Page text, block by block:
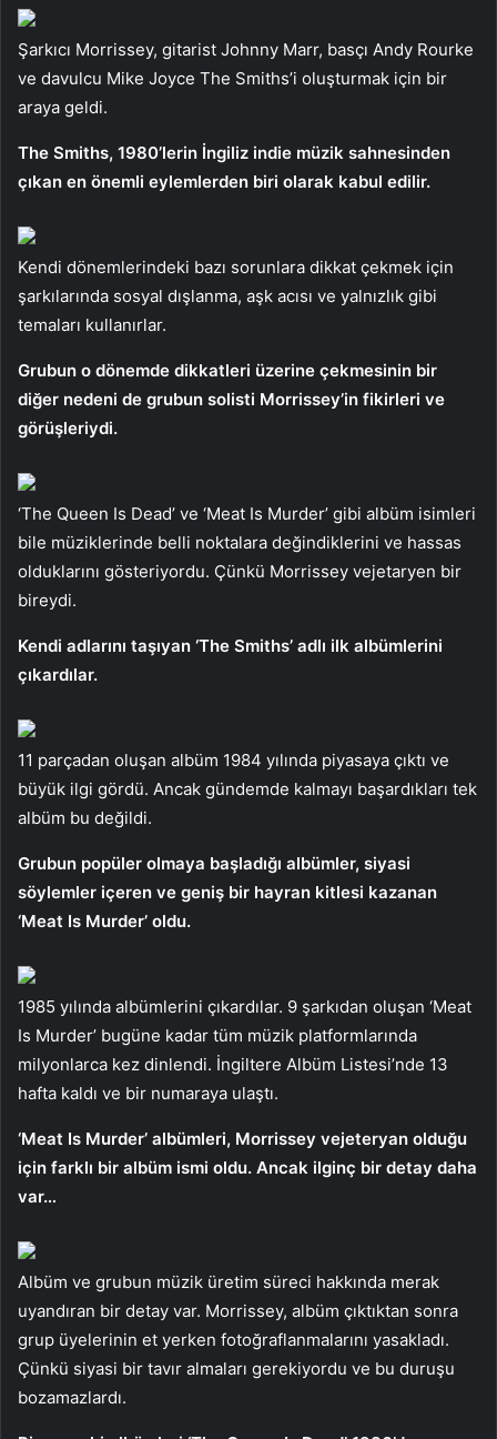
Şarkıcı Morrissey, gitarist Johnny Marr, basçı Andy Rourke
ve davulcu Mike Joyce The Smiths’i oluşturmak için bir
araya geldi.
The Smiths, 1980’lerin İngiliz indie müzik sahnesinden
çıkan en önemli eylemlerden biri olarak kabul edilir.
Kendi dönemlerindeki bazı sorunlara dikkat çekmek için
şarkılarında sosyal dışlanma, aşk acısı ve yalnızlık gibi
temaları kullanırlar.
Grubun o dönemde dikkatleri üzerine çekmesinin bir
diğer nedeni de grubun solisti Morrissey’in fikirleri ve
görüşleriydi.
‘The Queen Is Dead’ ve ‘Meat Is Murder’ gibi albüm isimleri
bile müziklerinde belli noktalara değindiklerini ve hassas
olduklarını gösteriyordu. Çünkü Morrissey vejetaryen bir
bireydi.
Kendi adlarını taşıyan ‘The Smiths’ adlı ilk albümlerini
çıkardılar.
11 parçadan oluşan albüm 1984 yılında piyasaya çıktı ve
büyük ilgi gördü. Ancak gündemde kalmayı başardıkları tek
albüm bu değildi.
Grubun popüler olmaya başladığı albümler, siyasi
söylemler içeren ve geniş bir hayran kitlesi kazanan
‘Meat Is Murder’ oldu.
1985 yılında albümlerini çıkardılar. 9 şarkıdan oluşan ‘Meat
Is Murder’ bugüne kadar tüm müzik platformlarında
milyonlarca kez dinlendi. İngiltere Albüm Listesi’nde 13
hafta kaldı ve bir numaraya ulaştı.
‘Meat Is Murder’ albümleri, Morrissey vejeteryan olduğu
için farklı bir albüm ismi oldu. Ancak ilginç bir detay daha
var…
Albüm ve grubun müzik üretim süreci hakkında merak
uyandıran bir detay var. Morrissey, albüm çıktıktan sonra
grup üyelerinin et yerken fotoğraflanmalarını yasakladı.
Çünkü siyasi bir tavır almaları gerekiyordu ve bu duruşu
bozamazlardı.